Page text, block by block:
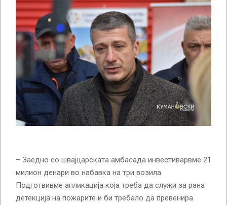
– Заедно со швајцарската амбасада инвестиварвме 21
милион денари во набавка на три возила.
Подготвивме апликација која треба да служи за рана
детекција на пожарите и би требало да превенира